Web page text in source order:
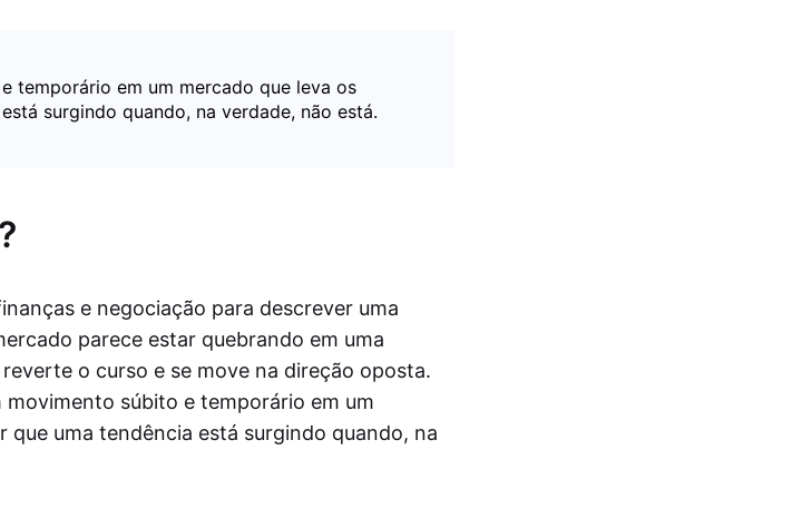
temporário em um mercado que leva os
surgindo quando, na verdade, não está.
e negociação para descrever uma
parece estar quebrando em uma
o curso e se move na direção oposta.
súbito e temporário em um
que uma tendência está surgindo quando, na